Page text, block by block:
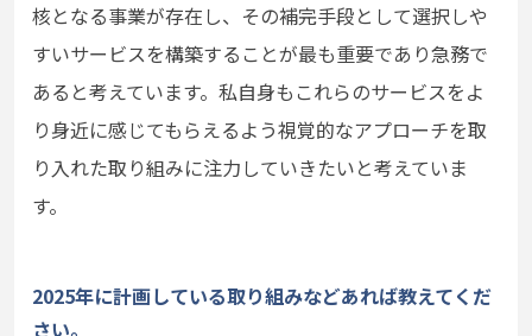
核となる事業が存在し、その補完手段として選択しや
すいサービスを構築することが最も重要であり急務で
あると考えています。私自身もこれらのサービスをよ
り身近に感じてもらえるよう視覚的なアプローチを取
り入れた取り組みに注力していきたいと考えていま
す。
2025年に計画している取り組みなどあれば教えてくだ
さい。